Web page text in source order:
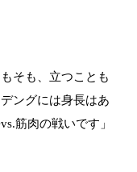
そも、立つことも
ングには身長はあ
筋肉の戦いです」